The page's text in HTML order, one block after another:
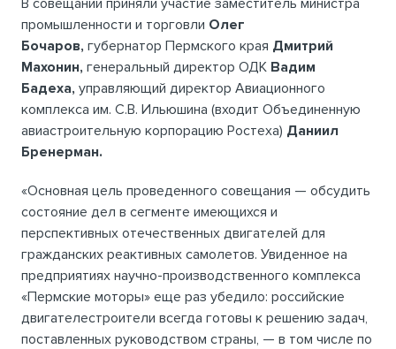
В совещании приняли участие заместитель министра
промышленности и торговли Олег
Бочаров, губернатор Пермского края Дмитрий
Махонин, генеральный директор ОДК Вадим
Бадеха, управляющий директор Авиационного
комплекса им. С.В. Ильюшина (входит Объединенную
авиастроительную корпорацию Ростеха) Даниил
Бренерман.
«Основная цель проведенного совещания — обсудить
состояние дел в сегменте имеющихся и
перспективных отечественных двигателей для
гражданских реактивных самолетов. Увиденное на
предприятиях научно-производственного комплекса
«Пермские моторы» еще раз убедило: российские
двигателестроители всегда готовы к решению задач,
поставленных руководством страны, — в том числе по